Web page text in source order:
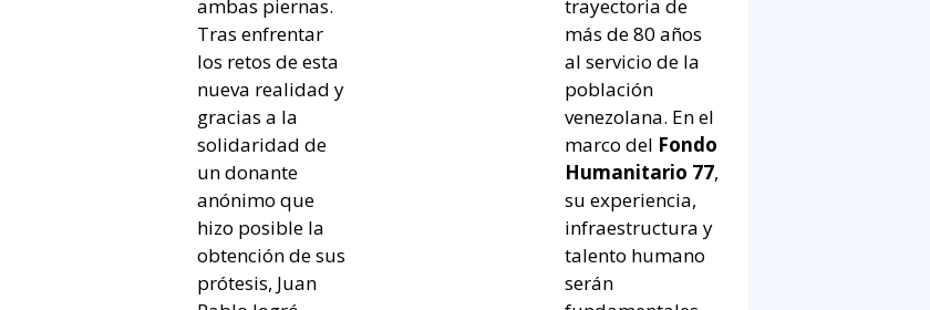
ambas piernas.
Tras enfrentar
los retos de esta
nueva realidad y
gracias a la
solidaridad de
un donante
anónimo que
hizo posible la
obtención de sus
prótesis, Juan
trayectoria de
más de 80 años
al servicio de la
población
venezolana. En el
marco del Fondo
Humanitario 77,
su experiencia,
infraestructura y
talento humano
serán